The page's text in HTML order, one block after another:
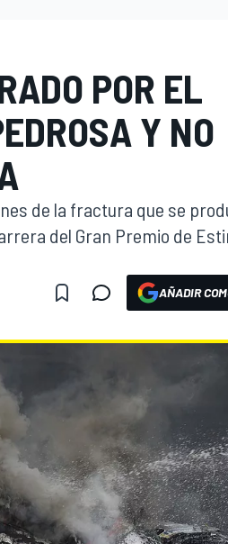
POR EL
Y NO
de la fractura que se
del Gran Premio de
AÑADIR